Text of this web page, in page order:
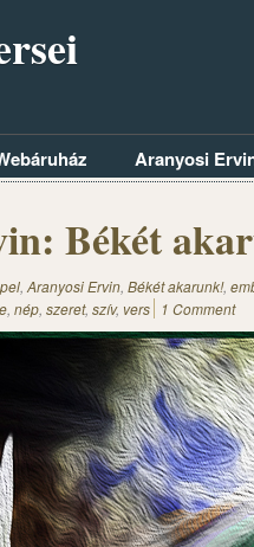
Aranyosi
Békét
, Aranyosi Ervin, Békét akarunk!,
, nép, szeret, szív, vers 1 Comment